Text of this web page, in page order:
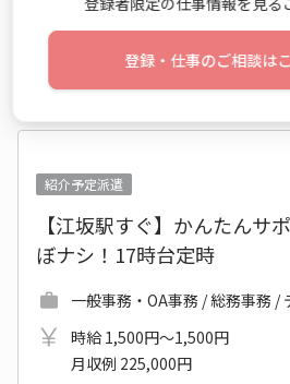
仕事詳細
紹介予定派遣
【江坂駅すぐ】かんたん
ぼナシ！17時台定時
一般事務・OA事務 / 総務事務 /
時給 1,500円～1,500円
月収例 225,000円
登録・仕事のご相談は